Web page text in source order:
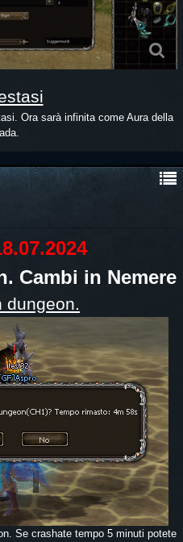
Ora sarà infinita come Aura della
Cambi in Nemere
dungeon.
Se crashate tempo 5 minuti potete